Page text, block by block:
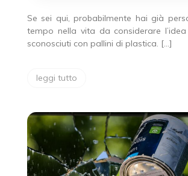
Se sei qui, probabilmente hai già
tempo nella vita da considerare
sconosciuti con pallini di plastica. […]
leggi tutto